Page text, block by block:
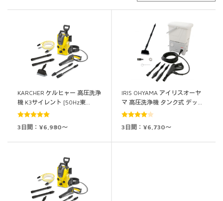
KARCHER ケルヒャー 高圧洗浄
機 K3サイレント [50Hz東…
5段階中
3日間：¥6,980～
IRIS OHYAMA アイリスオーヤ
マ 高圧洗浄機 タンク式 デッ…
5段階中
価
3日間：¥6,730～